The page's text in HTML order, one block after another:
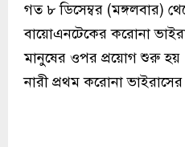
গত ৮ ডিসেম্বর (মঙ্গলবার)
বায়োএনটেকের করোনা
মানুষের ওপর প্রয়োগ শুরু হয়
নারী প্রথম করোনা